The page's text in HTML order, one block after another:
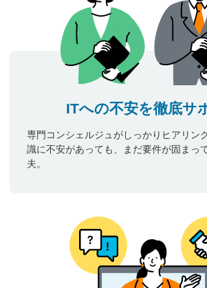
ITへの不安を徹底サ
専門コンシェルジュがしっかりヒアリン
識に不安があっても、まだ要件が固まっ
夫。